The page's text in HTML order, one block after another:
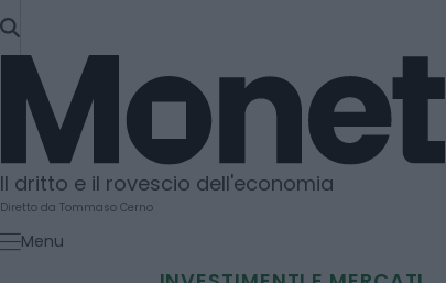
SKIP
TO
CONTENT
Moneta
Il dritto e il rovescio dell'economia
Diretto da Tommaso Cerno
Menu